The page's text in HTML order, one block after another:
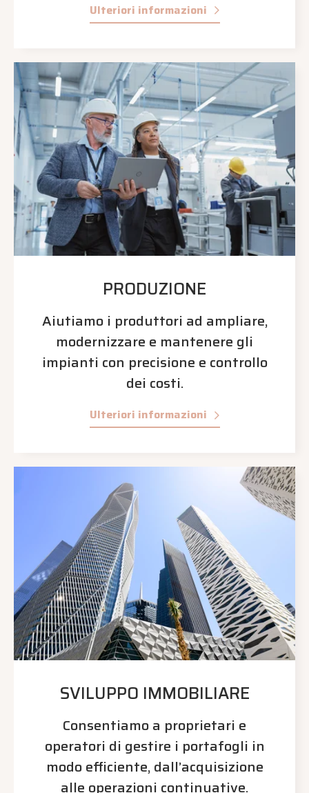
Ulteriori informazioni
PRODUZIONE
Aiutiamo i produttori ad ampliare,
modernizzare e mantenere gli
impianti con precisione e controllo
dei costi.
Ulteriori informazioni
SVILUPPO IMMOBILIARE
Consentiamo a proprietari e
operatori di gestire i portafogli in
modo efficiente, dall’acquisizione
alle operazioni continuative.